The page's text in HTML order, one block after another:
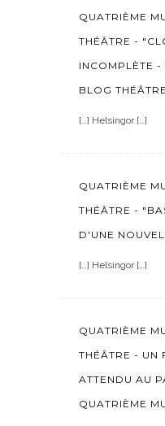
QUATRIÈME
THÉÂTRE -
INCOMPLÈTE -
BLOG THÉÂTRE
[…] Helsingor […]
QUATRIÈME
THÉÂTRE -
D'UNE
[…] Helsingor […]
QUATRIÈME
THÉÂTRE - UN
ATTENDU AU
QUATRIÈME